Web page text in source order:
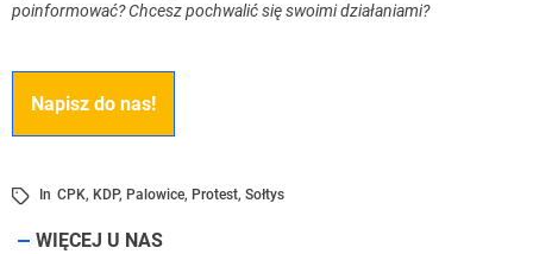
poinformować? Chcesz pochwalić się swoimi działaniami?
Napisz do nas!
In CPK, KDP, Palowice, Protest, Sołtys
WIĘCEJ U NAS